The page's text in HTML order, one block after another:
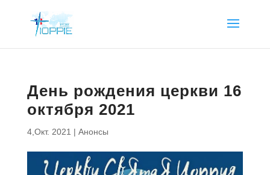
День рождения церкви 16
октября 2021
4,Окт. 2021 | Анонсы